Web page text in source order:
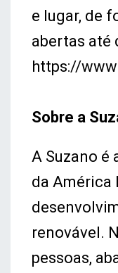
e lugar, de
abertas até
https://
Sobre a
A Suzano é
da América
renovável.
pessoas,